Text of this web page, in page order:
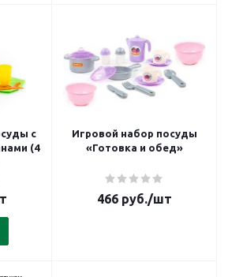
с
(4
Игровой набор посуды
«Готовка и обед»
466 руб./шт